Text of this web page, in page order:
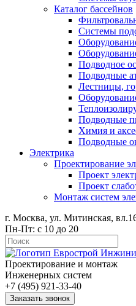
Каталог бассейнов
Системы
Подводное
Подводные
Лестницы,
Подводные
Химия и
Подводные
Электрика
Проектирование
Проект
Проект
Монтаж систем
г. Москва, ул. Митинская,
Пн-Пт: с 10 до 20
Проектирование и монтаж
Инженерных систем
+7 (495) 921-33-40
Заказать звонок